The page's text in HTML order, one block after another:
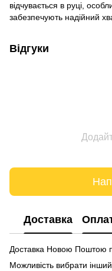
відчувається в руці,
забезпечують надійний
Відгуки
Доставка
Доставка Новою Поштою
Можливість вибрати